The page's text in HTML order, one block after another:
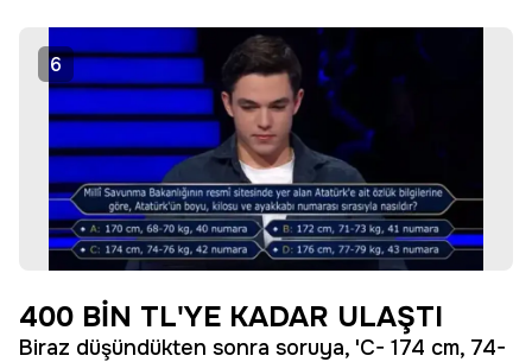
6
400 BİN TL'YE KADAR ULAŞTI
Biraz düşündükten sonra soruya, 'C- 174 cm, 74-